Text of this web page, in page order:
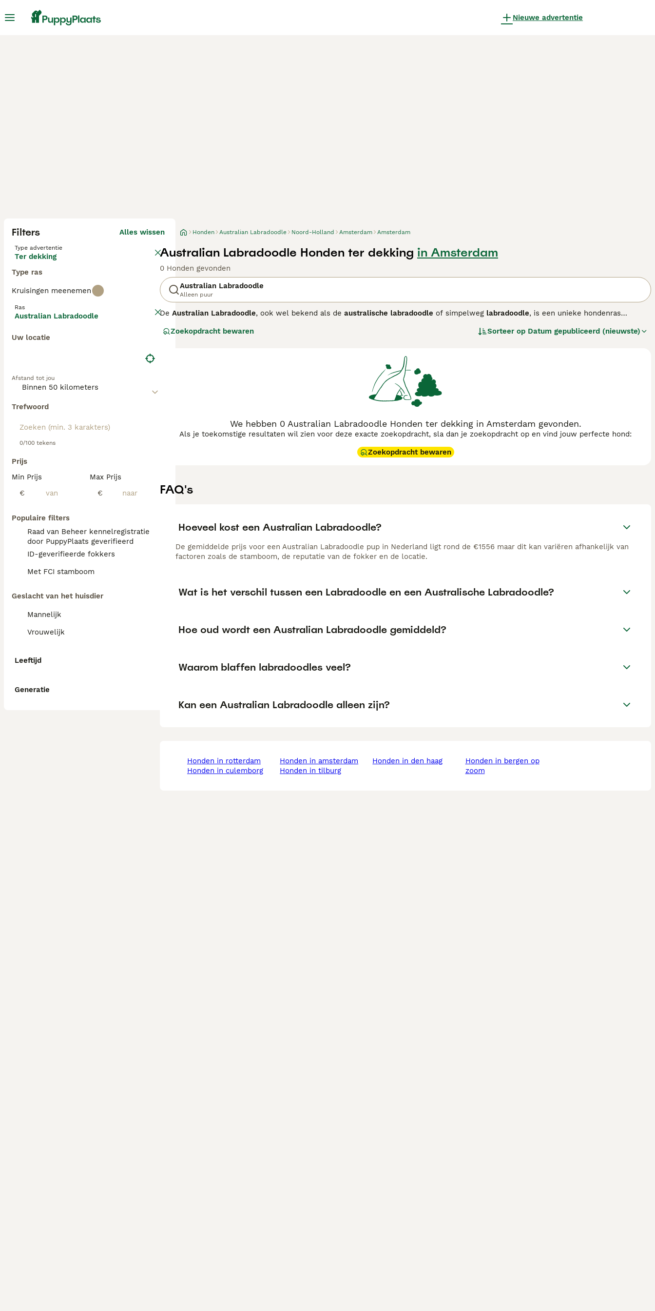
Nieuwe advertentie
Filters Alles wissen
Type advertentie
Ter dekking
Type ras
Kruisingen meenemen
Ras
Australian Labradoodle
Uw locatie
Afstand tot jou
Trefwoord
0/100 tekens
Prijs
Min Prijs
€
Max Prijs
€
Populaire filters
Raad van Beheer kennelregistratie
door PuppyPlaats geverifieerd
ID-geverifieerde fokkers
Met FCI stamboom
Geslacht van het huisdier
Mannelijk
Vrouwelijk
Leeftijd
Generatie
Honden Australian Labradoodle Noord-Holland Amsterdam Amsterdam
Australian Labradoodle Honden ter dekking in Amsterdam
0 Honden gevonden
Australian Labradoodle
Alleen puur
De Australian Labradoodle, ook wel bekend als de australische labradoodle of simpelweg labradoodle, is een unieke hondenras
Spaniels, ontworpen om een consistente, allergievriendelijke vacht te hebben. De Aussies onderscheiden zich daardoor van de eerste
middelgroot tot groot met een atletisch lichaam en expressieve ogen. Hun temperament is vriendelijk, sociaal en zeer trainbaar,
waardoor ze uitstekende gezins- en therapiehonden zijn. Door hun intelligentie en energie hebben ze regelmatige beweging en mentale
is populair in Nederland, maar het is belangrijk om goede fokkers te kiezen die
gezondheidstesten doen en socialisatie hoog in het vaandel hebben. Zoek je een loyale, actieve metgezel die ook geschikt is voor
gezinnen met kinderen, dan is de Australian Labradoodle een uitstekende keuze.
Zoekopdracht bewaren Sorteer op Datum gepubliceerd (nieuwste)
We hebben 0 Australian Labradoodle Honden ter dekking in Amsterdam gevonden.
Als je toekomstige resultaten wil zien voor deze exacte zoekopdracht, sla dan je zoekopdracht op en vind jouw perfecte hond:
Zoekopdracht bewaren
FAQ's
Hoeveel kost een Australian Labradoodle?
De gemiddelde prijs voor een Australian Labradoodle pup in Nederland ligt rond de €1556 maar dit kan variëren afhankelijk van
factoren zoals de stamboom, de reputatie van de fokker en de locatie.
Wat is het verschil tussen een Labradoodle en een Australische Labradoodle?
Hoe oud wordt een Australian Labradoodle gemiddeld?
Waarom blaffen labradoodles veel?
Kan een Australian Labradoodle alleen zijn?
honden in rotterdam
honden in culemborg
honden in amsterdam
honden in tilburg
honden in den haag
honden in bergen op
zoom